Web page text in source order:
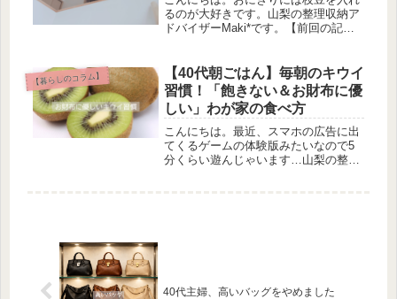
るのが大好きです。山梨の整理収納ア
ドバイザーMaki*です。【前回の記
洗い！」なんて見かけますが…正直、
私には無理です！！笑「1日1人分ず
つ...
【暮らしのコラム】
【40代朝ごはん】毎朝のキウイ
習慣！「飽きない＆お財布に優
しい」わが家の食べ方
こんにちは。最近、スマホの広告に出
てくるゲームの体験版みたいなので5
分くらい遊んじゃいます…山梨の整理
40代主婦、高いバッグをやめました